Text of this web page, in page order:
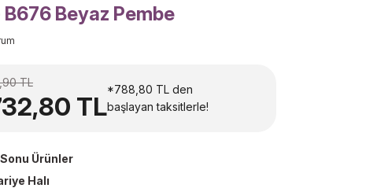
Beyaz Pembe
TL
TL
*788,80 TL den
başlayan taksitlerle!
Ürünler
Halı